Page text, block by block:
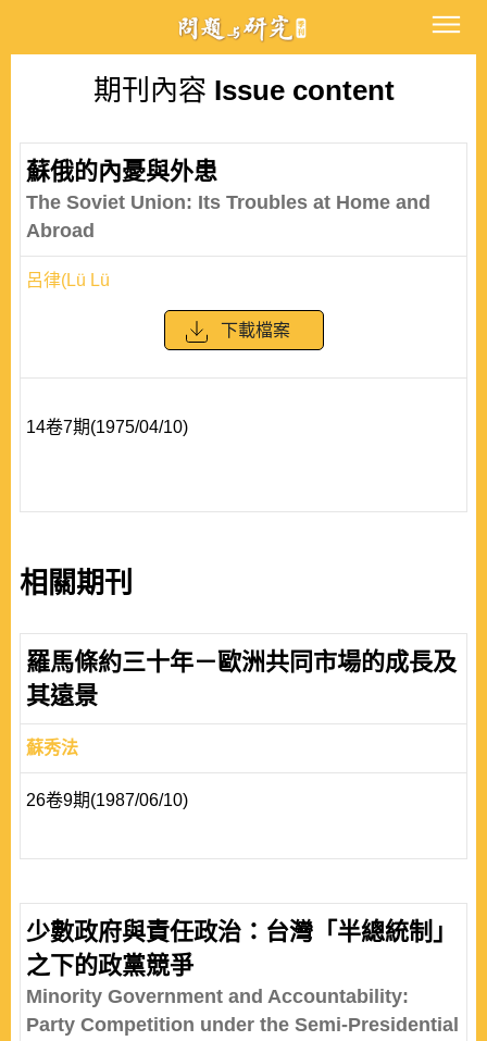
期刊內容 Issue content
蘇俄的內憂與外患
The Soviet Union: Its Troubles at Home and
Abroad
呂律(Lü Lü
下載檔案
14卷7期(1975/04/10)
相關期刊
羅馬條約三十年－歐洲共同市場的成長及
其遠景
蘇秀法
26卷9期(1987/06/10)
少數政府與責任政治：台灣「半總統制」
之下的政黨競爭
Minority Government and Accountability:
Party Competition under the Semi-Presidential